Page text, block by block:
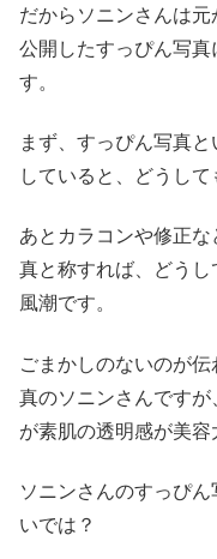
だからソニンさんは
公開したすっぴん写真
す。
まず、すっぴん写真
していると、どうして
あとカラコンや修正
真と称すれば、どう
風潮です。
ごまかしのないのが
真のソニンさんです
が素肌の透明感が美容
ソニンさんのすっぴ
いでは？